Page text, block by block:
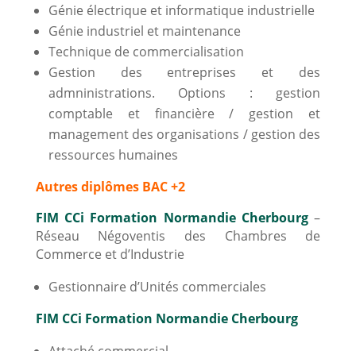
Génie électrique et informatique industrielle
Génie industriel et maintenance
Technique de commercialisation
Gestion des entreprises et des
admninistrations. Options : gestion
comptable et financière / gestion et
management des organisations / gestion des
ressources humaines
Autres diplômes BAC +2
FIM CCi Formation Normandie Cherbourg–
Réseau Négoventis des Chambres de
Commerce et d’Industrie
Gestionnaire d’Unités commerciales
FIM CCi Formation Normandie Cherbourg